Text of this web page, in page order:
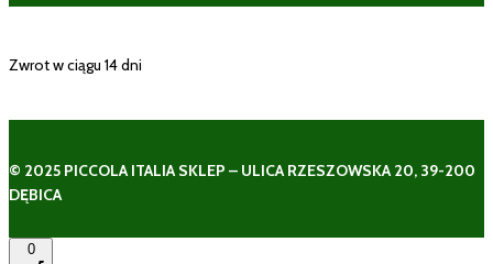
Zwrot w ciągu 14 dni
© 2025 PICCOLA ITALIA SKLEP – ULICA RZESZOWSKA 20, 39-200
DĘBICA
0